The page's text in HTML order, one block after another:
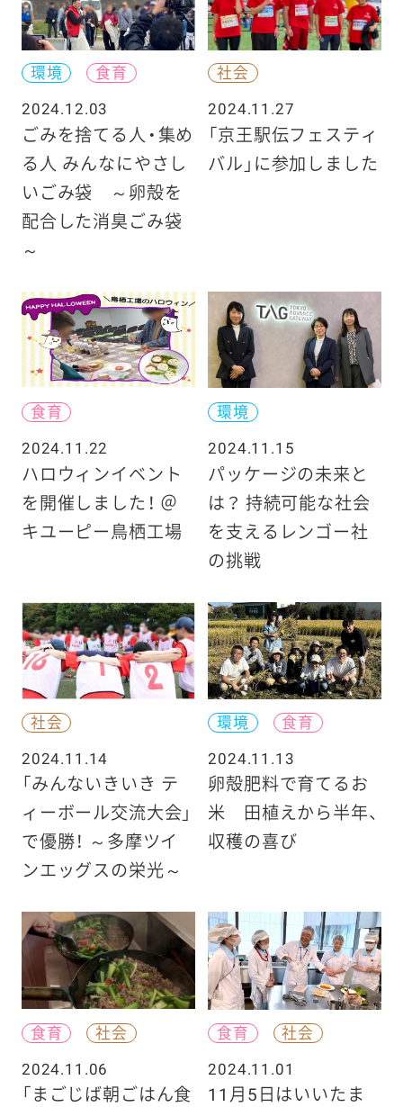
環境
食育
2024.12.03
ごみを捨てる人・集め
る人 みんなにやさし
いごみ袋 ～卵殻を
配合した消臭ごみ袋
～
社会
2024.11.27
「京王駅伝フェスティ
バル」に参加しました
食育
2024.11.22
ハロウィンイベント
を開催しました！ ＠
キユーピー鳥栖工場
環境
2024.11.15
パッケージの未来と
は？ 持続可能な社会
を支えるレンゴー社
の挑戦
社会
2024.11.14
「みんないきいき テ
ィーボール交流大会」
で優勝！ ～多摩ツイ
ンエッグスの栄光～
環境
食育
2024.11.13
卵殻肥料で育てるお
米 田植えから半年、
収穫の喜び
食育
社会
2024.11.06
「まごじば朝ごはん食
食育
社会
2024.11.01
11月5日はいいたま